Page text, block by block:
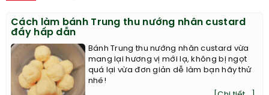
Cách làm bánh Trung thu nướng nhân custard
đầy hấp dẫn
Bánh Trung thu nướng nhân custard vừa
mang lại hương vị mới lạ, không bị ngọt
quá lại vừa đơn giản dễ làm bạn hãy thử
nhé!